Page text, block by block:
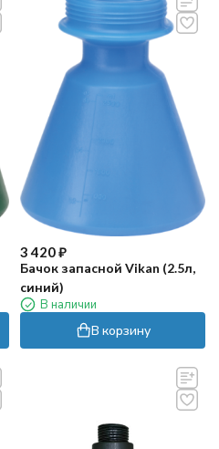
3 420₽
Бачок запасной Vikan (2.5л,
синий)
В наличии
В корзину